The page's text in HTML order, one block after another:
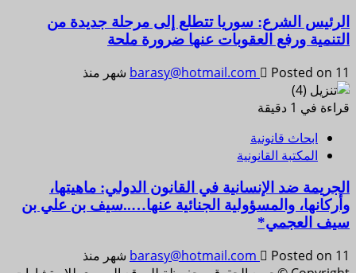
الرئيس الشرع: سوريا تتطلع إلى مرحلة جديدة من
التنمية ورفع العقوبات عنها ضرورة ملحة
barasy@hotmail.com Posted on 11 شهر منذ
قراءة في 1 دقيقة
ابحاث قانونية
المكتبة القانونية
الجريمة ضد الإنسانية في القانون الدولي: ماهيتها،
وأركانها، والمسؤولية الجنائية عنها…..سيف بن علي بن
سيف العجمي*
barasy@hotmail.com Posted on 11 شهر منذ